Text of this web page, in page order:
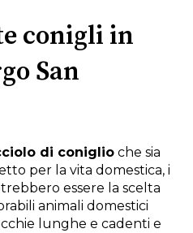
conigli in
San
di coniglio che sia
per la vita domestica, i
essere la scelta
animali domestici
lunghe e cadenti e